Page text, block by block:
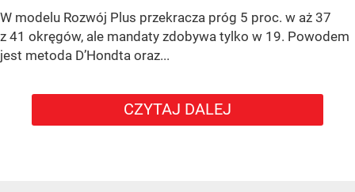
W modelu Rozwój Plus przekracza próg 5 proc. w aż 37
z 41 okręgów, ale mandaty zdobywa tylko w 19. Powodem
jest metoda D’Hondta oraz...
CZYTAJ DALEJ